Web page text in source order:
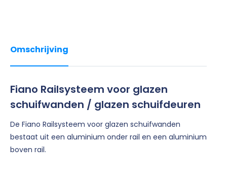
Omschrijving
Fiano Railsysteem voor glazen
schuifwanden / glazen schuifdeuren
De Fiano Railsysteem voor glazen schuifwanden
bestaat uit een aluminium onder rail en een aluminium
boven rail.